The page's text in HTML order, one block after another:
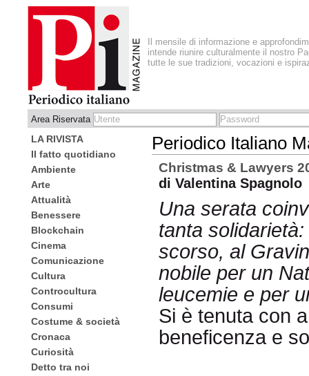
Il mensile di informazione e
intende riunire culturalmente il nostro
tutte le sue tradizioni, vocazioni e
Area Riservata
LA RIVISTA
Il fatto quotidiano
Ambiente
Arte
Attualità
Benessere
Blockchain
Cinema
Comunicazione
Cultura
Controcultura
Consumi
Costume & società
Cronaca
Curiosità
Detto tra noi
Periodico Italiano
Christmas & Lawyers
di Valentina Spagnolo
Una serata
tanta
scorso, al
nobile per un
leucemie e per
‪Si è tenuta con
beneficenza e